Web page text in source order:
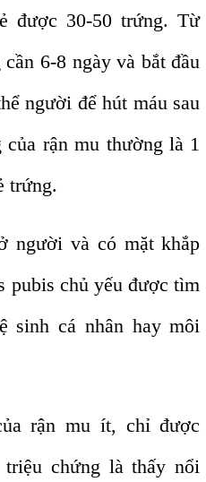
được 30-50 trứng. Từ
6-8 ngày và bắt đầu
người để hút máu sau
rận mu thường là 1
trứng.
người và có mặt khắp
pubis chủ yếu được tìm
sinh cá nhân hay môi
rận mu ít, chỉ được
chứng là thấy nổi